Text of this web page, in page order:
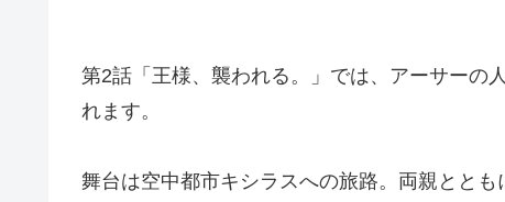
第2話「王様、襲われる。」では、アーサーの
れます。
舞台は空中都市キシラスへの旅路。両親ととも